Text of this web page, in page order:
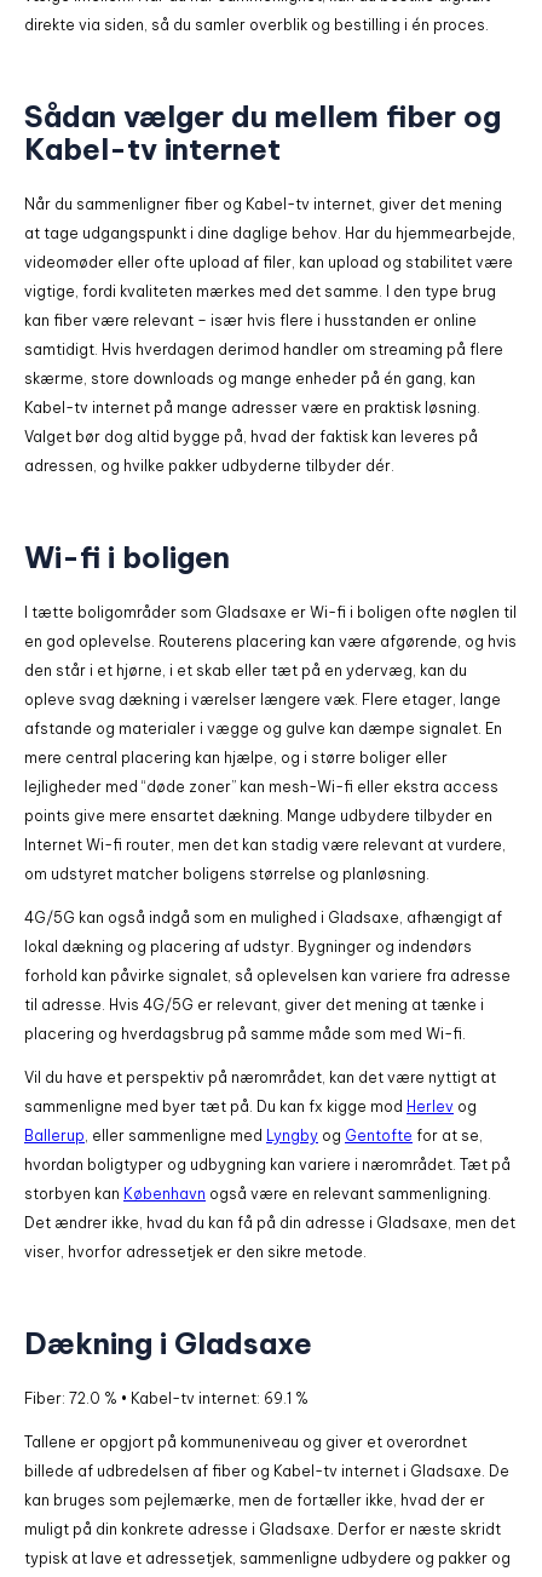
direkte via siden, så du samler overblik og bestilling i én proces.
Sådan vælger du mellem fiber og
Kabel-tv internet
Når du sammenligner fiber og Kabel-tv internet, giver det mening
at tage udgangspunkt i dine daglige behov. Har du hjemmearbejde,
videomøder eller ofte upload af filer, kan upload og stabilitet være
vigtige, fordi kvaliteten mærkes med det samme. I den type brug
kan fiber være relevant – især hvis flere i husstanden er online
samtidigt. Hvis hverdagen derimod handler om streaming på flere
skærme, store downloads og mange enheder på én gang, kan
Kabel-tv internet på mange adresser være en praktisk løsning.
Valget bør dog altid bygge på, hvad der faktisk kan leveres på
adressen, og hvilke pakker udbyderne tilbyder dér.
Wi-fi i boligen
I tætte boligområder som Gladsaxe er Wi-fi i boligen ofte nøglen til
en god oplevelse. Routerens placering kan være afgørende, og hvis
den står i et hjørne, i et skab eller tæt på en ydervæg, kan du
opleve svag dækning i værelser længere væk. Flere etager, lange
afstande og materialer i vægge og gulve kan dæmpe signalet. En
mere central placering kan hjælpe, og i større boliger eller
lejligheder med “døde zoner” kan mesh-Wi-fi eller ekstra access
points give mere ensartet dækning. Mange udbydere tilbyder en
Internet Wi-fi router, men det kan stadig være relevant at vurdere,
om udstyret matcher boligens størrelse og planløsning.
4G/5G kan også indgå som en mulighed i Gladsaxe, afhængigt af
lokal dækning og placering af udstyr. Bygninger og indendørs
forhold kan påvirke signalet, så oplevelsen kan variere fra adresse
til adresse. Hvis 4G/5G er relevant, giver det mening at tænke i
placering og hverdagsbrug på samme måde som med Wi-fi.
Vil du have et perspektiv på nærområdet, kan det være nyttigt at
sammenligne med byer tæt på. Du kan fx kigge mod Herlev og
Ballerup, eller sammenligne med Lyngby og Gentofte for at se,
hvordan boligtyper og udbygning kan variere i nærområdet. Tæt på
storbyen kan København også være en relevant sammenligning.
Det ændrer ikke, hvad du kan få på din adresse i Gladsaxe, men det
viser, hvorfor adressetjek er den sikre metode.
Dækning i Gladsaxe
Fiber: 72.0 % • Kabel-tv internet: 69.1 %
Tallene er opgjort på kommuneniveau og giver et overordnet
billede af udbredelsen af fiber og Kabel-tv internet i Gladsaxe. De
kan bruges som pejlemærke, men de fortæller ikke, hvad der er
muligt på din konkrete adresse i Gladsaxe. Derfor er næste skridt
typisk at lave et adressetjek, sammenligne udbydere og pakker og